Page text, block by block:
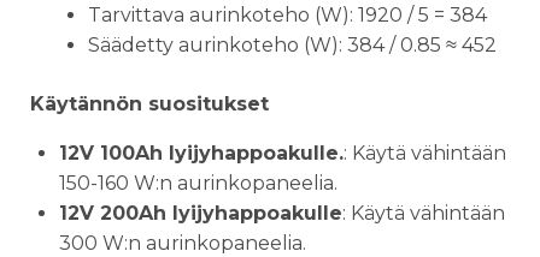
Tarvittava aurinkoteho (W): 1920 / 5 = 384
Säädetty aurinkoteho (W): 384 / 0.85 ≈ 452
Käytännön suositukset
12V 100Ah lyijyhappoakulle.: Käytä vähintään
150-160 W:n aurinkopaneelia.
12V 200Ah lyijyhappoakulle: Käytä vähintään
300 W:n aurinkopaneelia.